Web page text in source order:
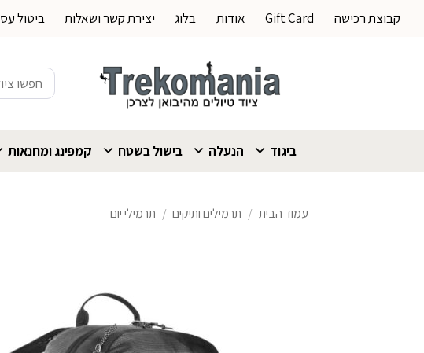
קבוצת רכישה Gift Card אודות בלוג יצירת קשר ושאלות ביטול
חיפוש
עבור:
ביגוד הנעלה בישול בשטח קמפינג ומחנאות
עמוד הבית / תרמילים ותיקים / תרמילי יום